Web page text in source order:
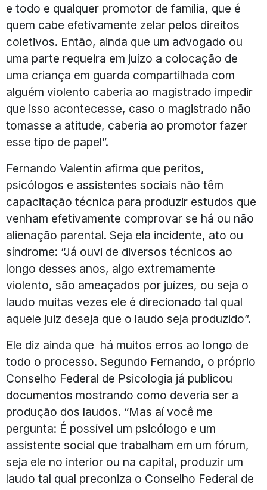
e todo e qualquer promotor de família, que é
quem cabe efetivamente zelar pelos direitos
coletivos. Então, ainda que um advogado ou
uma parte requeira em juízo a colocação de
uma criança em guarda compartilhada com
alguém violento caberia ao magistrado impedir
que isso acontecesse, caso o magistrado não
tomasse a atitude, caberia ao promotor fazer
esse tipo de papel”.
Fernando Valentin afirma que peritos,
psicólogos e assistentes sociais não têm
capacitação técnica para produzir estudos que
venham efetivamente comprovar se há ou não
alienação parental. Seja ela incidente, ato ou
síndrome: “Já ouvi de diversos técnicos ao
longo desses anos, algo extremamente
violento, são ameaçados por juízes, ou seja o
laudo muitas vezes ele é direcionado tal qual
aquele juiz deseja que o laudo seja produzido”.
Ele diz ainda que há muitos erros ao longo de
todo o processo. Segundo Fernando, o próprio
Conselho Federal de Psicologia já publicou
documentos mostrando como deveria ser a
produção dos laudos. “Mas aí você me
pergunta: É possível um psicólogo e um
assistente social que trabalham em um fórum,
seja ele no interior ou na capital, produzir um
laudo tal qual preconiza o Conselho Federal de